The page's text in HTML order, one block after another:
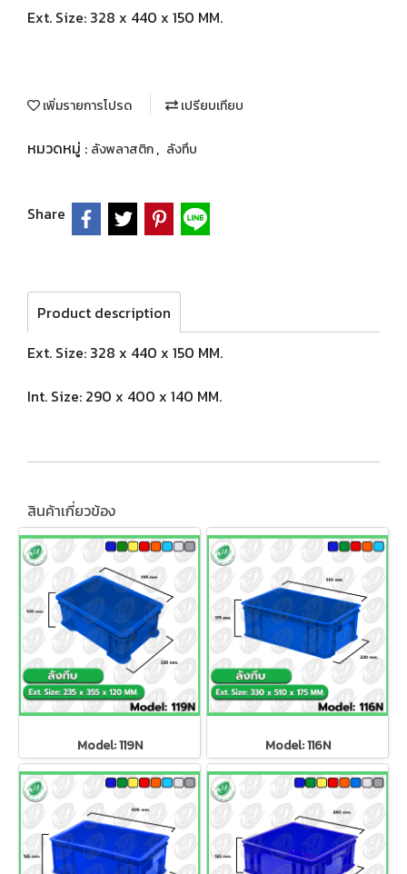
Ext. Size: 328 x 440 x 150 MM.
เพิ่มรายการโปรด เปรียบเทียบ
หมวดหมู่ : ลังพลาสติก, ลังทึบ
Share
Product description
Ext. Size: 328 x 440 x 150 MM.
Int. Size: 290 x 400 x 140 MM.
สินค้าเกี่ยวข้อง
Model: 119N Model: 116N